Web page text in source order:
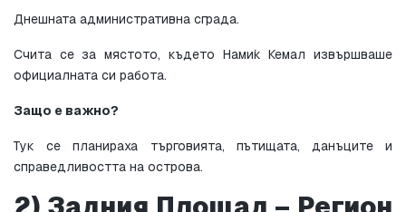
Днешната административна сграда.
Счита се за мястото, където Нами́к Кемал извършваше
официалната си работа.
Защо е важно?
Тук се планираха търговията, пътищата, данъците и
справедливостта на острова.